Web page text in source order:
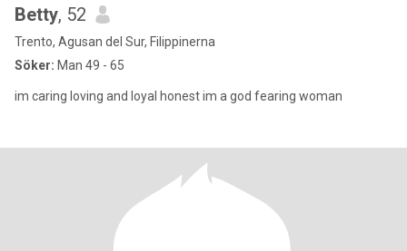
Betty, 52
Trento, Agusan del Sur, Filippinerna
Söker: Man 49 - 65
im caring loving and loyal honest im a god fearing woman